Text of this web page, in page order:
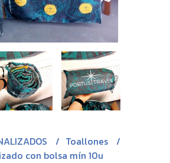
Toallones
con bolsa mín 10u